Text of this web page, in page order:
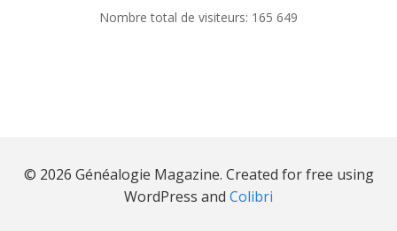
Nombre total de visiteurs: 165 649
© 2026 Généalogie Magazine. Created for free using
WordPress and Colibri